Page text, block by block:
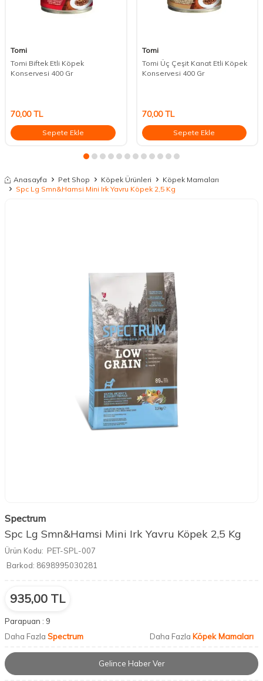
Tomi
Tomi Biftek Etli Köpek
Konservesi 400 Gr
70,00TL
Sepete Ekle
Tomi
Tomi Üç Çeşit Kanat Etli Köpek
Konservesi 400 Gr
70,00TL
Sepete Ekle
Anasayfa Pet Shop Köpek Ürünleri
Köpek Mamaları
Spc Lg Smn&Hamsi Mini Irk Yavru Köpek 2,5 Kg
Spectrum
Spc Lg Smn&Hamsi Mini Irk Yavru Köpek 2,5 Kg
Ürün Kodu: PET-SPL-007
Barkod: 8698995030281
935,00 TL
Parapuan : 9
Daha Fazla Spectrum Daha Fazla Köpek Mamaları
Gelince Haber Ver